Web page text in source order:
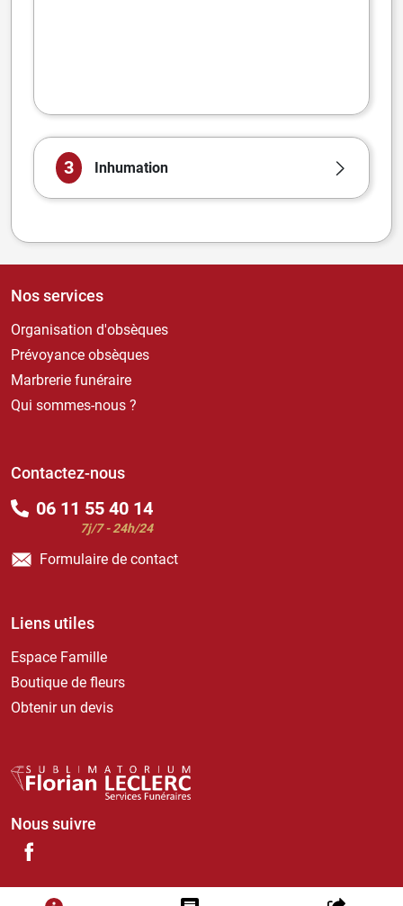
3 Inhumation
Nos services
Organisation d'obsèques
Prévoyance obsèques
Marbrerie funéraire
Qui sommes-nous ?
Contactez-nous
06 11 55 40 14
7j/7 - 24h/24
Formulaire de contact
Liens utiles
Espace Famille
Boutique de fleurs
Obtenir un devis
Nous suivre